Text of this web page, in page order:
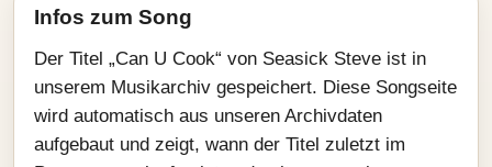
Infos zum Song
Der Titel „Can U Cook“ von Seasick Steve ist in
unserem Musikarchiv gespeichert. Diese Songseite
wird automatisch aus unseren Archivdaten
aufgebaut und zeigt, wann der Titel zuletzt im